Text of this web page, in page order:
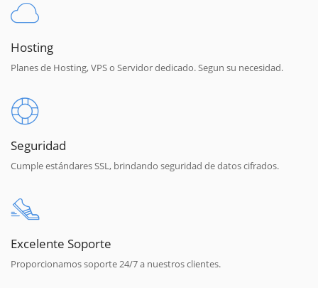
Hosting
Planes de Hosting, VPS o Servidor dedicado. Segun su necesidad.
Seguridad
Cumple estándares SSL, brindando seguridad de datos cifrados.
Excelente Soporte
Proporcionamos soporte 24/7 a nuestros clientes.